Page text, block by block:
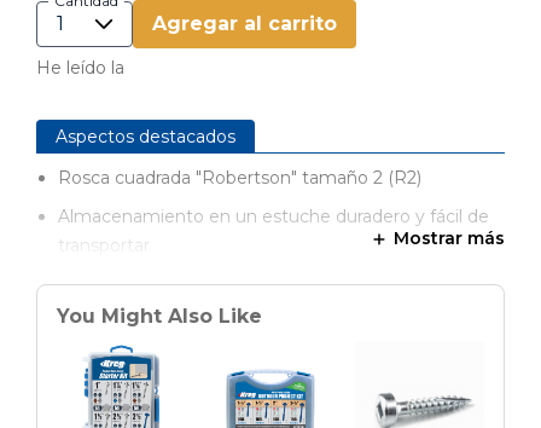
Agregar al carrito
He leído la
Aspectos destacados
Rosca cuadrada "Robertson" tamaño 2 (R2)
Almacenamiento en un estuche duradero y fácil de
transportar
Mostrar más
You Might Also Like